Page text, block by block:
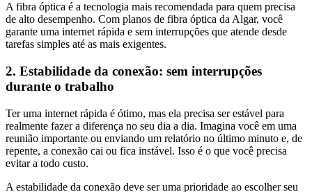
A fibra óptica é a tecnologia mais recomendada para quem precisa
de alto desempenho. Com planos de fibra óptica da Algar, você
garante uma internet rápida e sem interrupções que atende desde
tarefas simples até as mais exigentes.
2. Estabilidade da conexão: sem interrupções
durante o trabalho
Ter uma internet rápida é ótimo, mas ela precisa ser estável para
realmente fazer a diferença no seu dia a dia. Imagina você em uma
reunião importante ou enviando um relatório no último minuto e, de
repente, a conexão cai ou fica instável. Isso é o que você precisa
evitar a todo custo.
A estabilidade da conexão deve ser uma prioridade ao escolher seu